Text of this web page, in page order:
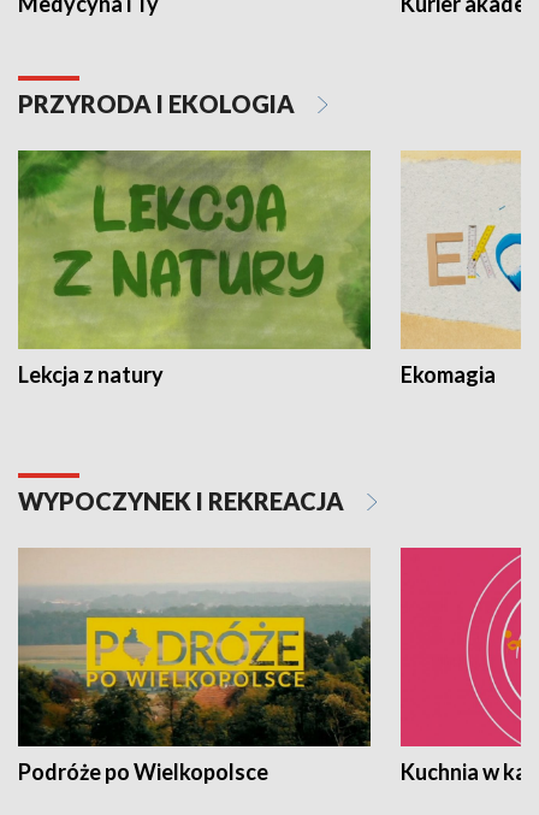
PRZYRODA I EKOLOGIA
Lekcja z natury Ekomagia
WYPOCZYNEK I REKREACJA
Podróże po Wielkopolsce Kuchnia w